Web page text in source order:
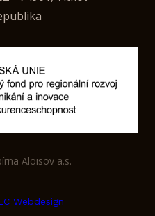
Aloisov a.s.
Webdesign